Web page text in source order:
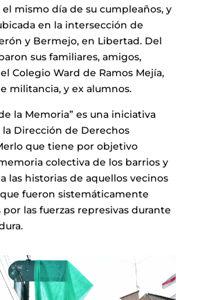
mismo día de su cumpleaños, y
en la intersección de
y Bermejo, en Libertad. Del
sus familiares, amigos,
Colegio Ward de Ramos Mejía,
militancia, y ex alumnos.
la Memoria” es una iniciativa
Dirección de Derechos
que tiene por objetivo
colectiva de los barrios y
las historias de aquellos vecinos
fueron sistemáticamente
las fuerzas represivas durante